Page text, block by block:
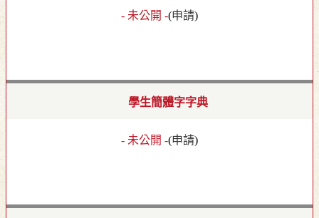
- 未公開 -(申請)
學生簡體字字典
- 未公開 -(申請)